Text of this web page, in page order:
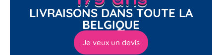
LIVRAISONS DANS TOUTE LA
BELGIQUE
Je veux un devis